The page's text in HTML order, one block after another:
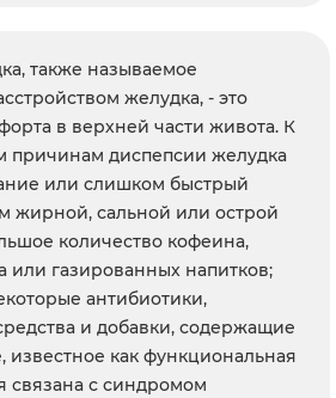
также называемое
желудка, - это
в верхней части живота. К
причинам диспепсии желудка
или слишком быстрый
жирной, сальной или острой
количество кофеина,
или газированных напитков;
антибиотики,
и добавки, содержащие
известное как функциональная
связана с синдромом